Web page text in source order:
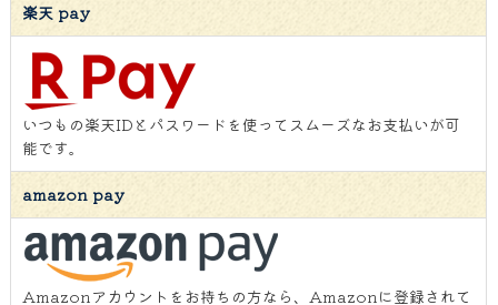
楽天 pay
いつもの楽天IDとパスワードを使ってスムーズなお支払いが可
能です。
amazon pay
Amazonアカウントをお持ちの方なら、Amazonに登録されて